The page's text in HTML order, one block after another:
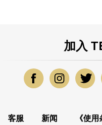
加入
客服 新闻 《使用